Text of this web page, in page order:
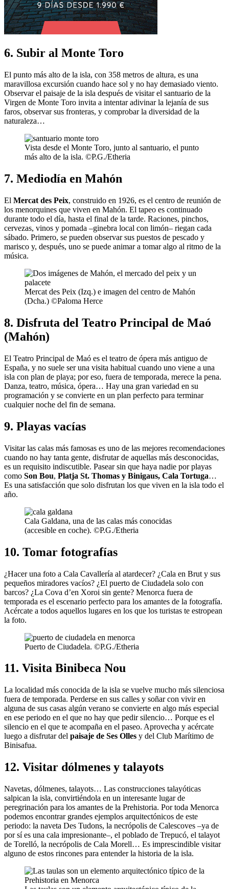
6. Subir al Monte Toro
El punto más alto de la isla, con 358 metros de altura, es una
maravillosa excursión cuando hace sol y no hay demasiado viento.
Observar el paisaje de la isla después de visitar el santuario de la
Virgen de Monte Toro invita a intentar adivinar la lejanía de sus
faros, observar sus fronteras, y comprobar la diversidad de la
naturaleza…
Vista desde el Monte Toro, junto al santuario, el punto
más alto de la isla. ©P.G./Etheria
7. Mediodía en Mahón
El Mercat des Peix, construido en 1926, es el centro de reunión de
los menorquines que viven en Mahón. El tapeo es continuado
durante todo el día, hasta el final de la tarde. Raciones, pinchos,
cervezas, vinos y pomada –ginebra local con limón– riegan cada
sábado. Primero, se pueden observar sus puestos de pescado y
marisco y, después, uno se puede animar a tomar algo al ritmo de la
música.
Mercat des Peix (Izq.) e imagen del centro de Mahón
(Dcha.) ©Paloma Herce
8. Disfruta del Teatro Principal de Maó
(Mahón)
El Teatro Principal de Maó es el teatro de ópera más antiguo de
España, y no suele ser una visita habitual cuando uno viene a una
isla con plan de playa; por eso, fuera de temporada, merece la pena.
Danza, teatro, música, ópera… Hay una gran variedad en su
programación y se convierte en un plan perfecto para terminar
cualquier noche del fin de semana.
9. Playas vacías
Visitar las calas más famosas es uno de las mejores recomendaciones
cuando no hay tanta gente, disfrutar de aquellas más desconocidas,
es un requisito indiscutible. Pasear sin que haya nadie por playas
como Son Bou, Platja St. Thomas y Binigaus, Cala Tortuga…
Es una satisfacción que solo disfrutan los que viven en la isla todo el
año.
Cala Galdana, una de las calas más conocidas
(accesible en coche). ©P.G./Etheria
10. Tomar fotografías
¿Hacer una foto a Cala Cavallería al atardecer? ¿Cala en Brut y sus
pequeños miradores vacíos? ¿El puerto de Ciudadela solo con
barcos? ¿La Cova d’en Xoroi sin gente? Menorca fuera de
temporada es el escenario perfecto para los amantes de la fotografía.
Acércate a todos aquellos lugares en los que los turistas te estropean
la foto.
Puerto de Ciudadela. ©P.G./Etheria
11. Visita Binibeca Nou
La localidad más conocida de la isla se vuelve mucho más silenciosa
fuera de temporada. Perderse en sus calles y soñar con vivir en
alguna de sus casas algún verano se convierte en algo más especial
en ese periodo en el que no hay que pedir silencio… Porque es el
silencio en el que te acompaña en el paseo. Aprovecha y acércate
luego a disfrutar del paisaje de Ses Olles y del Club Marítimo de
Binisafua.
12. Visitar dólmenes y talayots
Navetas, dólmenes, talayots… Las construcciones talayóticas
salpican la isla, convirtiéndola en un interesante lugar de
peregrinación para los amantes de la Prehistoria. Por toda Menorca
podemos encontrar grandes ejemplos arquitectónicos de este
periodo: la naveta Des Tudons, la necrópolis de Calescoves –ya de
por sí es una cala impresionante–, el poblado de Trepucó, el talayot
de Torelló, la necrópolis de Cala Morell… Es imprescindible visitar
alguno de estos rincones para entender la historia de la isla.